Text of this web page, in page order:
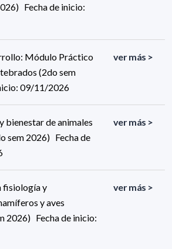
Fecha de inicio:
Módulo Práctico
(2do sem
09/11/2026
ver más >
bienestar de animales
sem 2026) Fecha de
ver más >
fisiología y
y aves
2026) Fecha de inicio:
ver más >